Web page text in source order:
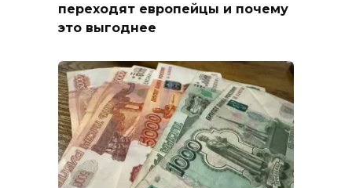
переходят европейцы и почему
это выгоднее